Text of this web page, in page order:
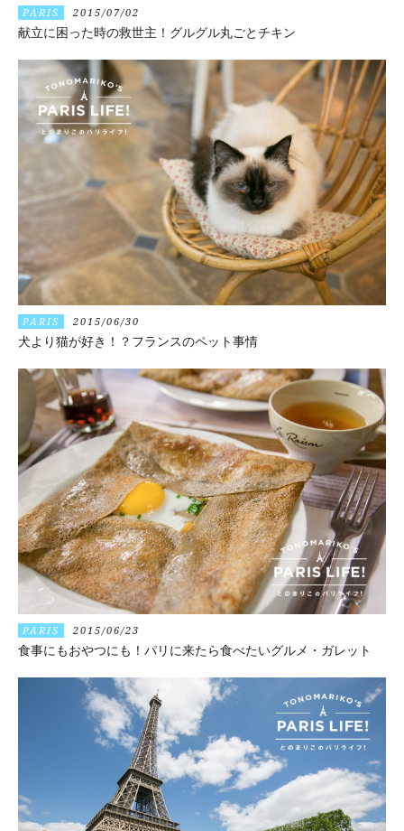
PARIS 2015/07/02
献立に困った時の救世主！グルグル丸ごとチキン
PARIS 2015/06/30
犬より猫が好き！？フランスのペット事情
PARIS 2015/06/23
食事にもおやつにも！パリに来たら食べたいグルメ・ガレット